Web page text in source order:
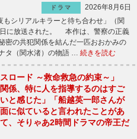
ドラマ
2026年8月6日
シリアルキラーと待ち合わせ」（関
に放送された。 本作は、警察の正義
密の共犯関係を結んだ一匹おおかみの
タ（関水渚）の物語 … 続きを読む
スロード ～救命救急の約束～」
関係、特に人を指導するのはすご
と感じた」「船越英一郎さんが
面に似ていると言われたことがあ
、そりゃあ2時間ドラマの帝王だ